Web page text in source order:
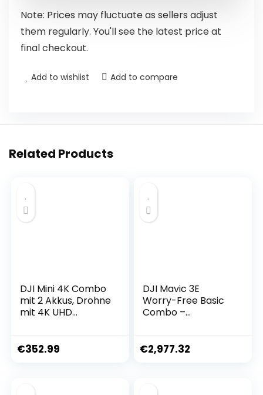
Note: Prices may fluctuate as sellers adjust
them regularly. You'll see the latest price at
final checkout.
Add to wishlist Add to compare
Related Products
DJI Mini 4K Combo
mit 2 Akkus, Drohne
mit 4K UHD
g, 3-Achsen Gimbal
€352.99
DJI Mavic 3E
Worry-Free Basic
Combo –
Weitwinkelkamera,
€2,977.32